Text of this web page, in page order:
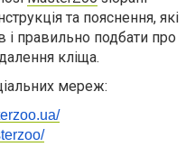
та пояснення, які
і правильно подбати про
кліща.
мереж: